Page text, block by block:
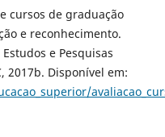
cursos de graduação
e reconhecimento.
e Pesquisas
2017b. Disponível em: